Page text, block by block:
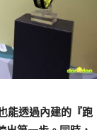
能透過內建的『跑